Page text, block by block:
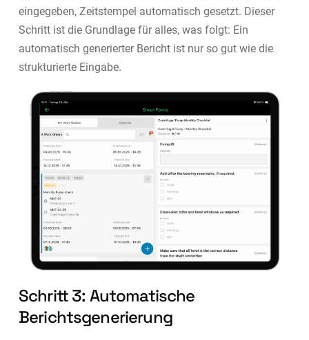
eingegeben, Zeitstempel automatisch gesetzt. Dieser
Schritt ist die Grundlage für alles, was folgt: Ein
automatisch generierter Bericht ist nur so gut wie die
strukturierte Eingabe.
Schritt 3: Automatische
Berichtsgenerierung